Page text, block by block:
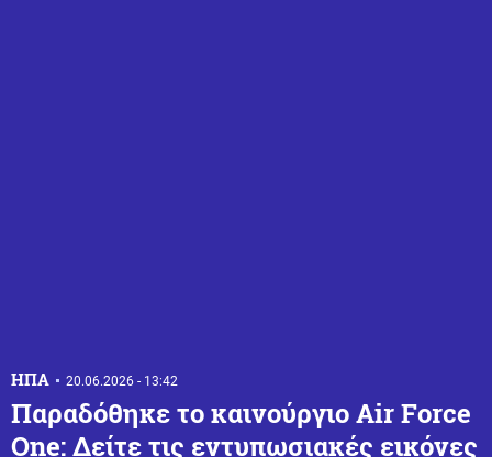
ΗΠΑ 20.06.2026 - 13:42
Παραδόθηκε το καινούργιο Air Force
One: Δείτε τις εντυπωσιακές εικόνες